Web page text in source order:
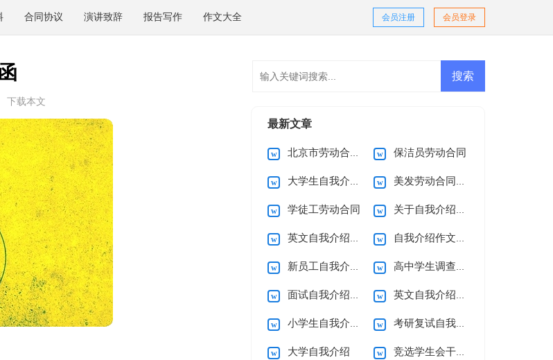
合同协议 演讲致辞 报告写作 作文大全 会员登录
会员注册
下载本文
最新文章
北京市劳动合同(15篇) 保洁员劳动合同
大学生自我介绍合集15篇 美发劳动合同12篇
学徒工劳动合同 关于自我介绍(通用15篇)
英文自我介绍(合集15篇) 自我介绍作文15篇
新员工自我介绍通用15篇 高中学生调查报告
面试自我介绍(15篇) 英文自我介绍集锦15篇
小学生自我介绍15篇 考研复试自我介绍
大学自我介绍 竞选学生会干部自我介绍